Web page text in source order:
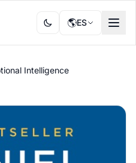
🌎ES
Intelligence